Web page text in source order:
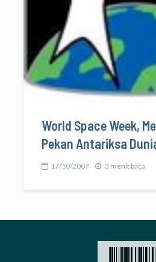
World Space Week,
Pekan Antariksa
17/10/2007 3 menit baca